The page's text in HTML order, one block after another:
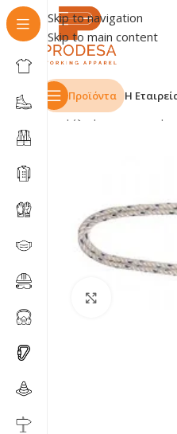
Skip to navigation
Skip to main content
Προϊόντα Η
Αρχική σελίδα